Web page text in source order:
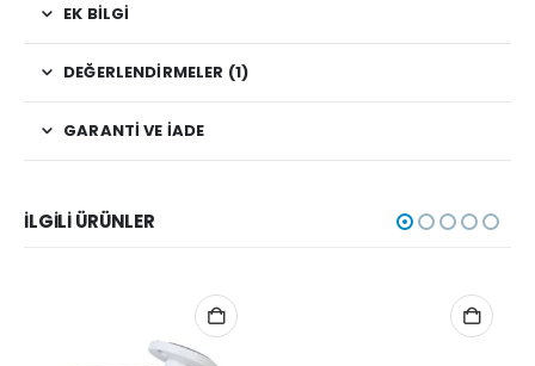
EK BILGI
DEĞERLENDIRMELER (1)
GARANTI VE İADE
İLGILI ÜRÜNLER